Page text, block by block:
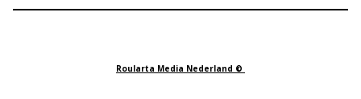
Roularta Media Nederland ©